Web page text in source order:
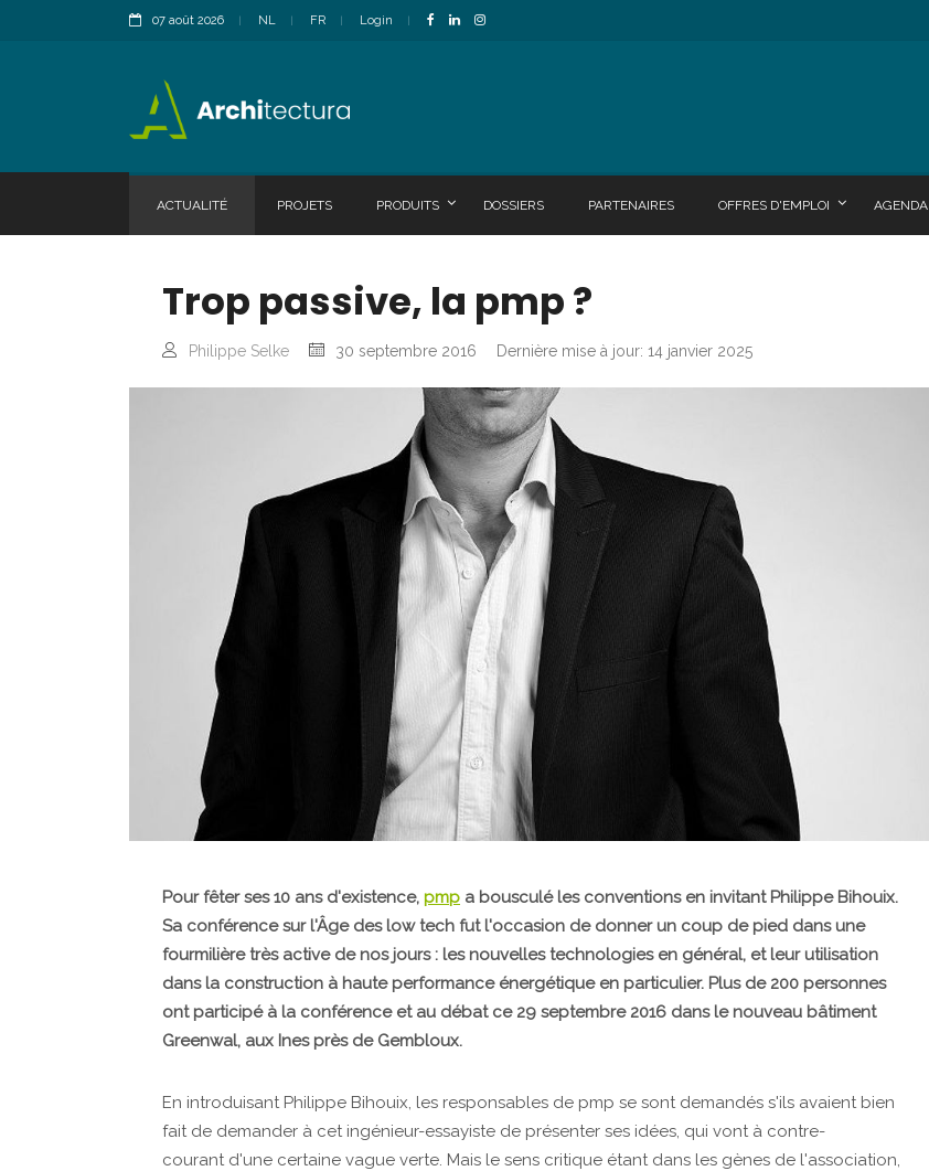
07 août 2026 NL FR Login
ACTUALITÉ PROJETS PRODUITS DOSSIERS PARTENAIRES OFFRES D'EMPLOI AGENDA
Trop passive, la pmp ?
Philippe Selke 30 septembre 2016 Dernière mise à jour: 14 janvier 2025
Pour fêter ses 10 ans d'existence, pmp a bousculé les conventions en invitant Philippe Bihouix.
Sa conférence sur l'Âge des low tech fut l'occasion de donner un coup de pied dans une
fourmilière très active de nos jours : les nouvelles technologies en général, et leur utilisation
dans la construction à haute performance énergétique en particulier. Plus de 200 personnes
ont participé à la conférence et au débat ce 29 septembre 2016 dans le nouveau bâtiment
Greenwal, aux Ines près de Gembloux.
En introduisant Philippe Bihouix, les responsables de pmp se sont demandés s'ils avaient bien
fait de demander à cet ingénieur-essayiste de présenter ses idées, qui vont à contre-
courant d'une certaine vague verte. Mais le sens critique étant dans les gènes de l'association,